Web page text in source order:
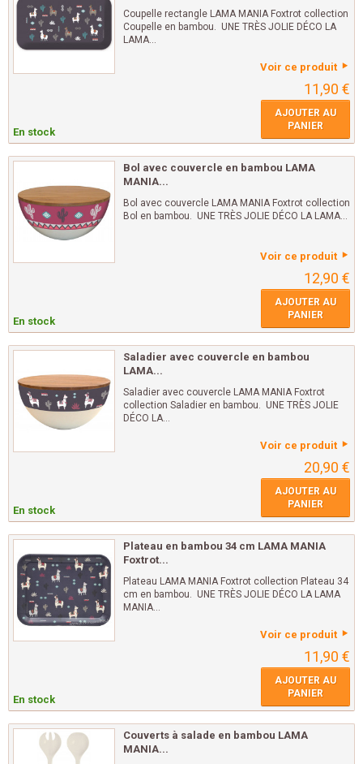
Coupelle rectangle LAMA MANIA Foxtrot collection
Coupelle en bambou. UNE TRÈS JOLIE DÉCO LA
LAMA...
Voir ce produit
11,90 €
En stock
AJOUTER AU
PANIER
Bol avec couvercle en bambou LAMA
MANIA...
Bol avec couvercle LAMA MANIA Foxtrot collection
Bol en bambou. UNE TRÈS JOLIE DÉCO LA LAMA...
Voir ce produit
12,90 €
En stock
AJOUTER AU
PANIER
Saladier avec couvercle en bambou
LAMA...
Saladier avec couvercle LAMA MANIA Foxtrot
collection Saladier en bambou. UNE TRÈS JOLIE
DÉCO LA...
Voir ce produit
20,90 €
En stock
AJOUTER AU
PANIER
Plateau en bambou 34 cm LAMA MANIA
Foxtrot...
Plateau LAMA MANIA Foxtrot collection Plateau 34
cm en bambou. UNE TRÈS JOLIE DÉCO LA LAMA
MANIA...
Voir ce produit
11,90 €
En stock
AJOUTER AU
PANIER
Couverts à salade en bambou LAMA
MANIA...